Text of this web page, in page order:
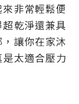
非常輕鬆便
乾淨還兼具
讓你在家沐
太適合壓力